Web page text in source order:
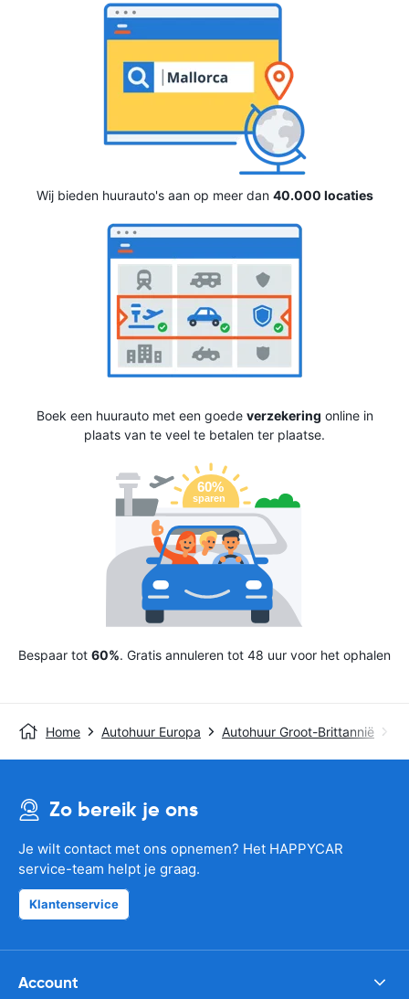
Wij bieden huurauto's aan op meer dan 40.000 locaties
Boek een huurauto met een goede verzekering online in
plaats van te veel te betalen ter plaatse.
Bespaar tot 60%. Gratis annuleren tot 48 uur voor het ophalen
Home Autohuur Europa Autohuur Groot-Brittannië
Zo bereik je ons
Je wilt contact met ons opnemen? Het HAPPYCAR
service-team helpt je graag.
Klantenservice
Account